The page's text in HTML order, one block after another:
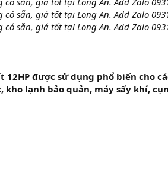
sẵn, giá tốt tại Long An. Add Zalo
sẵn, giá tốt tại Long An. Add Zalo
12HP được sử dụng phổ biến cho
lạnh bảo quản, máy sấy khí,